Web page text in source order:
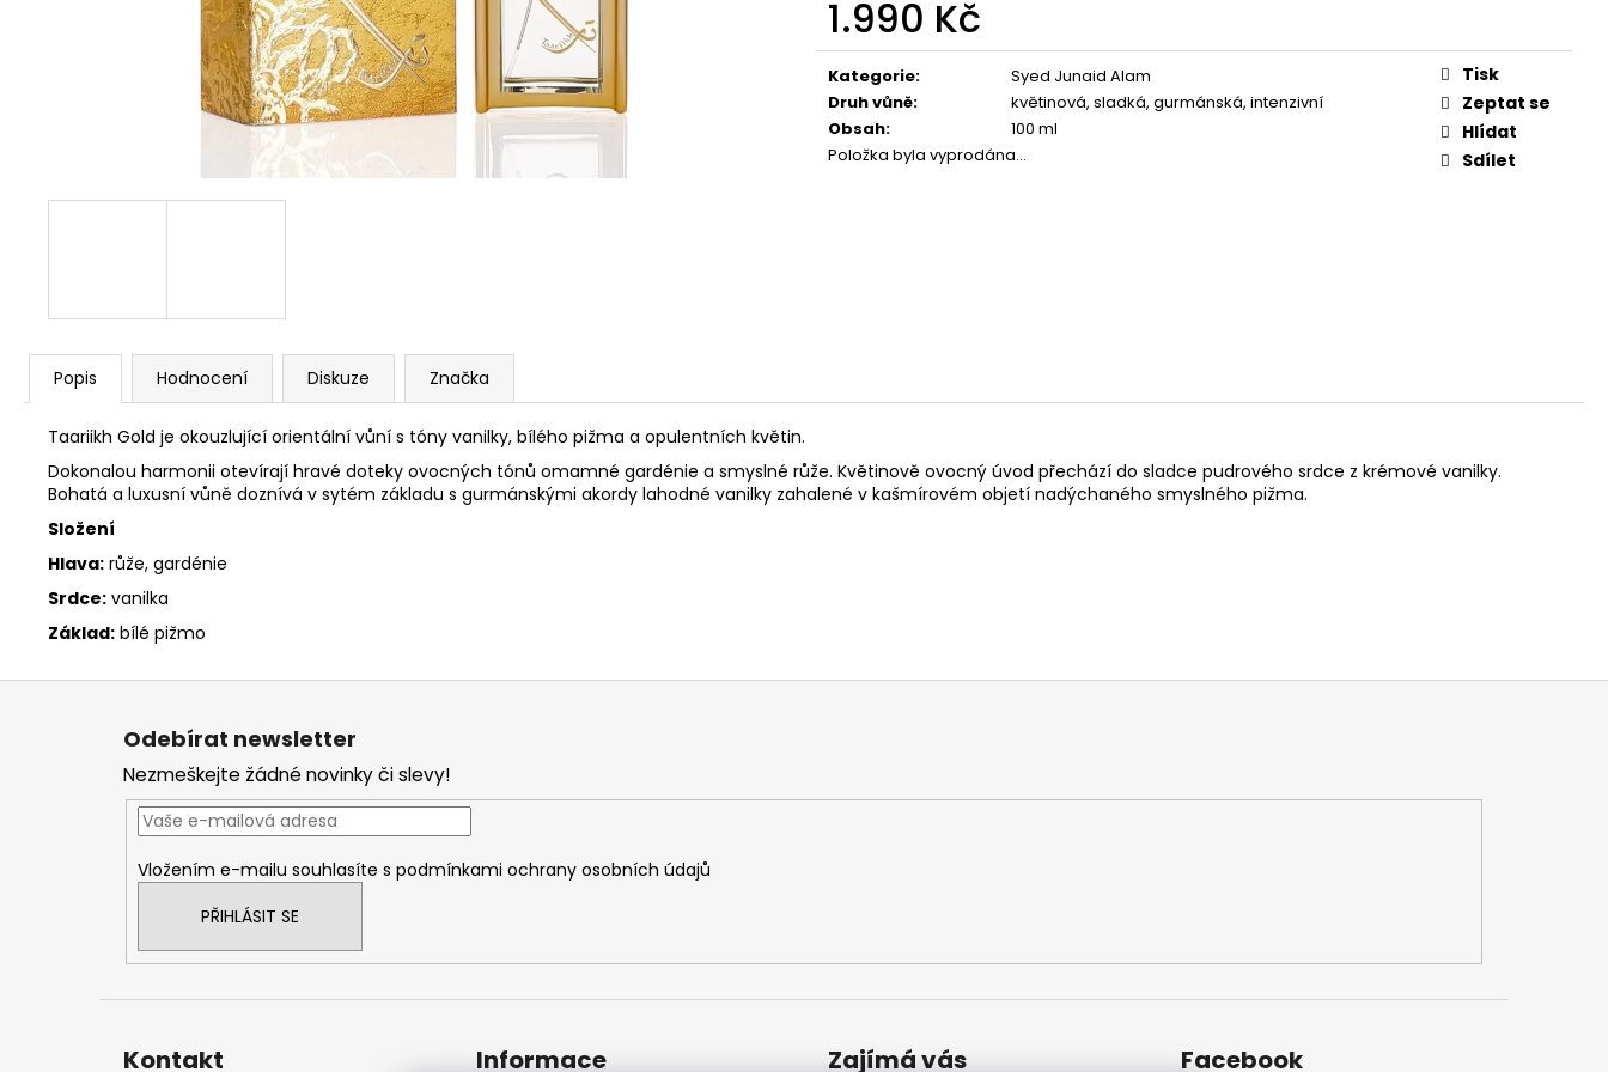
1.990 Kč
Měrná
cena:
Kategorie:
Syed Junaid Alam
Druh vůně:
květinová, sladká, gurmánská, intenzivní
Obsah:
100 ml
Položka byla vyprodána…
Tisk
Zeptat se
Hlídat
Sdílet
Popis Hodnocení Diskuze Značka
Taariikh Gold je okouzlující orientální vůní s tóny vanilky, bílého pižma a opulentních květin.
Dokonalou harmonii otevírají hravé doteky ovocných tónů omamné gardénie a smyslné růže. Květinově ovocný úvod přechází do sladce pudrového srdce z krémové vanilky.
Bohatá a luxusní vůně doznívá v sytém základu s gurmánskými akordy lahodné vanilky zahalené v kašmírovém objetí nadýchaného smyslného pižma.
Složení
Hlava: růže, gardénie
Srdce: vanilka
Základ: bílé pižmo
Z
Odebírat newsletter
Nezmeškejte žádné novinky či slevy!
Vložením e-mailu souhlasíte s podmínkami ochrany osobních údajů
PŘIHLÁSIT SE
Kontakt Informace Zajímá vás Facebook